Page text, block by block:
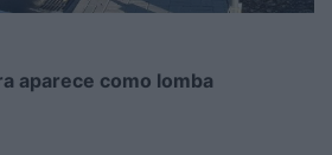
aparece como lomba